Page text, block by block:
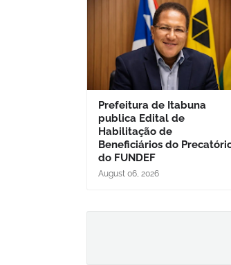
Prefeitura de Itabuna
publica Edital de
Habilitação de
Beneficiários do
do FUNDEF
August 06, 2026